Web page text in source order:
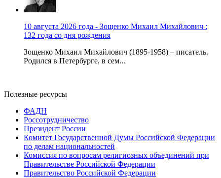
10 августа 2026 года - Зощенко Михаил Михайлович :
132 года со дня рождения
Зощенко Михаил Михайлович (1895-1958) – писатель.
Родился в Петербурге, в сем...
Полезные ресурсы
ФАДН
Россотрудничество
Президент России
Комитет Государственной Думы Российской Федерации
по делам национальностей
Комиссия по вопросам религиозных объединений при
Правительстве Российской Федерации
Правительство Российской Федерации